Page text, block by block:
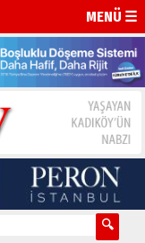
MENÜ ☰